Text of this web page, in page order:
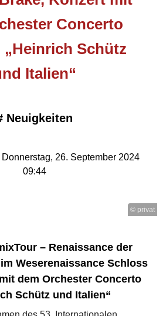
Concerto
„Heinrich Schütz
Italien“
Neuigkeiten
26. September 2024
09:44
© privat
– Renaissance der
Weserenaissance Schloss
dem Orchester Concerto
Schütz und Italien“